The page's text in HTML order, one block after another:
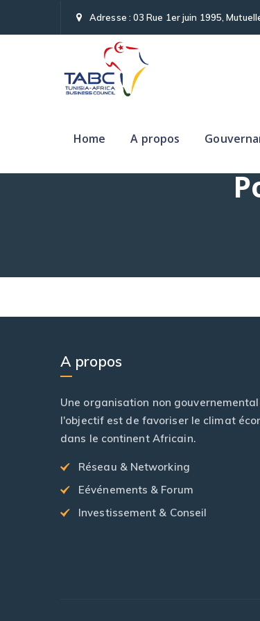
Adresse : 03 Rue 1er juin 1995,
Home A propos
A propos
Une organisation non
l'objectif est de favoriser le climat
dans le continent Africain.
Réseau & Networking
Eévénements & Forum
Investissement & Conseil